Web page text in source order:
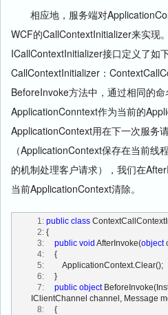
  10:
}
相应地，服务端对
WCF的CallContextInitializer来实现
ICallContextInitializer接口定义了如
CallContextInitializer：
BeforeInvoke方法中，通过相同的
ApplicationConntext作为当前的
ApplicationContext用在下一次服务
（ApplicationContext保存在当前线
的机制处理客户请求），我们在
当前ApplicationContext清除。
   1:
public class
   2:
{
   3:
public void AfterInvoke(object
   4:
     {
   5:
         ApplicationContext.Clear();
   6:
     }
   7:
public object
IClientChannel channel, Message
   8:
     {